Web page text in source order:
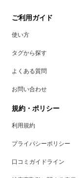
ご利用ガイド
使い方
タグから探す
よくある質問
お問い合わせ
規約・ポリシー
利用規約
プライバシーポリシー
口コミガイドライン